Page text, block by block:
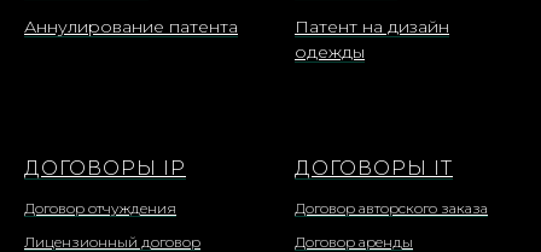
Аннулирование патента
Патент на дизайн
одежды
ДОГОВОРЫ IP
Договор отчуждения
Лицензионный договор
ДОГОВОРЫ IT
Договор авторского заказа
Договор аренды